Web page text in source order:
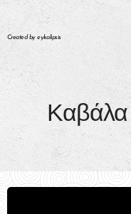
Created by eykalipsis
Καβάλα